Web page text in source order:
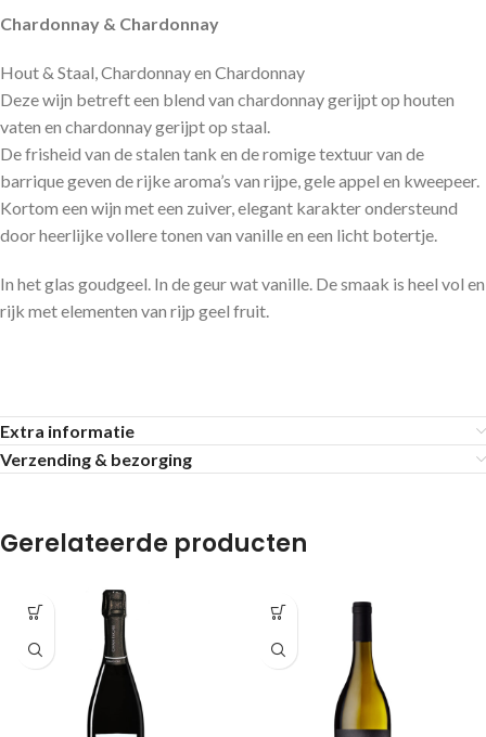
Chardonnay & Chardonnay
Hout & Staal, Chardonnay en Chardonnay
Deze wijn betreft een blend van chardonnay gerijpt op houten
vaten en chardonnay gerijpt op staal.
De frisheid van de stalen tank en de romige textuur van de
barrique geven de rijke aroma’s van rijpe, gele appel en kweepeer.
Kortom een wijn met een zuiver, elegant karakter ondersteund
door heerlijke vollere tonen van vanille en een licht botertje.
In het glas goudgeel. In de geur wat vanille. De smaak is heel vol en
rijk met elementen van rijp geel fruit.
Extra informatie
Verzending & bezorging
Gerelateerde producten